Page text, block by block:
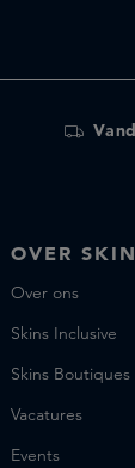
OVER
Over ons
Skins Inclusive
Skins Boutiques
Vacatures
Events